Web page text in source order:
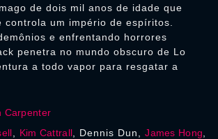
de dois mil anos de idade que
controla um império de espíritos.
e enfrentando horrores
penetra no mundo obscuro de Lo
a todo vapor para resgatar a
Carpenter
Kim Cattrall , Dennis Dun,James Hong